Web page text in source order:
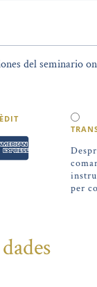
del seminario
per